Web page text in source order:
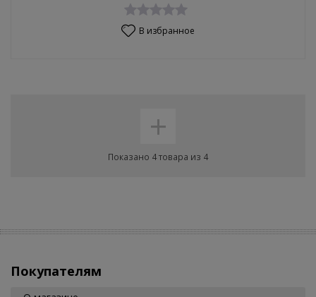
В избранное
+
Показано 4 товара из 4
Покупателям